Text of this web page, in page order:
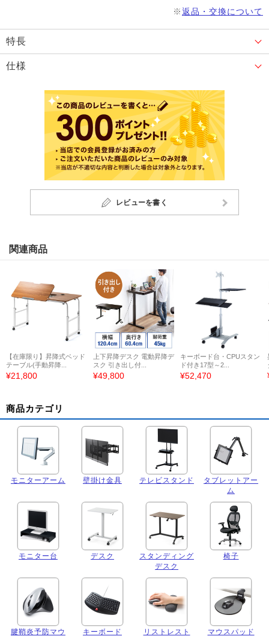
※返品・交換について
特長
仕様
レビューを書く
関連商品
【在庫限り】昇降式ベッド
テーブル(手動昇降...
¥21,800
上下昇降デスク 電動昇降デ
スク 引き出し付...
¥49,800
キーボード台・CPUスタン
ド付き17型～2...
¥52,470
商品カテゴリ
モニターアーム 壁掛け金具 テレビスタンド
タブレットアー
ム
モニター台 デスク
スタンディング
デスク
椅子
腱鞘炎予防マウ
キーボード リストレスト マウスパッド